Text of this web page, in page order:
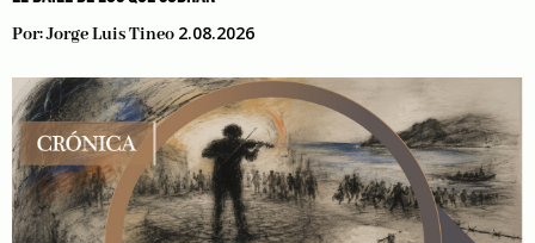
Por:Jorge Luis Tineo 2.08.2026